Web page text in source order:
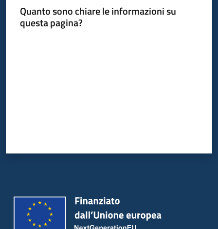
Quanto sono chiare le informazioni su
questa pagina?